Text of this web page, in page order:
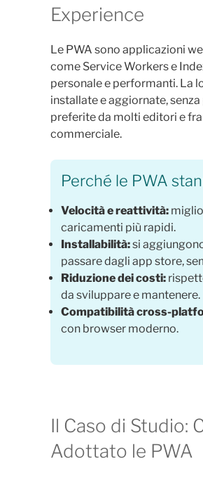
Experience
Le PWA sono applicazioni
come Service Workers e
personale e performanti. La
installate e aggiornate,
preferite da molti editori e
commerciale.
Perché le PWA
Velocità e reattività:
caricamenti più rapidi.
Installabilità:si
passare dagli app store,
Riduzione dei costi:
da sviluppare e mantenere.
Compatibilità cross-
con browser moderno.
Il Caso di Studio:
Adottato le PWA